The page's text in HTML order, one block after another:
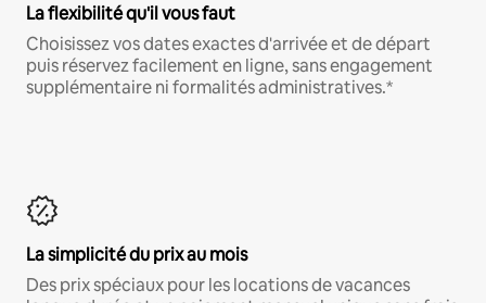
La flexibilité qu'il vous faut
Choisissez vos dates exactes d'arrivée et de départ
puis réservez facilement en ligne, sans engagement
supplémentaire ni formalités administratives.*
La simplicité du prix au mois
Des prix spéciaux pour les locations de vacances